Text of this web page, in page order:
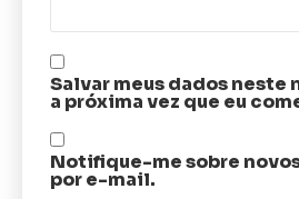
Salvar meus dados neste
a próxima vez que eu
Notifique-me sobre
por e-mail.